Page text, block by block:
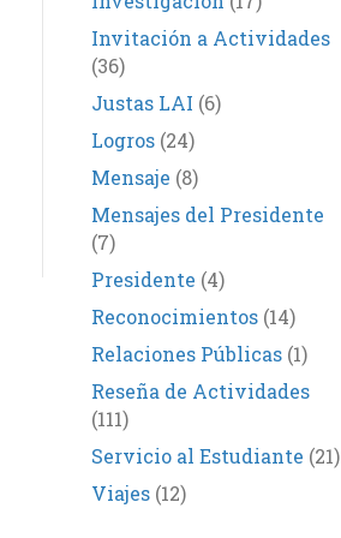
Invitación a Actividades
(36)
Justas LAI (6)
Logros(24)
Mensaje (8)
Mensajes del Presidente
(7)
Presidente (4)
Reconocimientos(14)
Relaciones Públicas(1)
Reseña de Actividades
(111)
Servicio al Estudiante (21)
Viajes(12)